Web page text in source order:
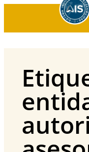
contenido